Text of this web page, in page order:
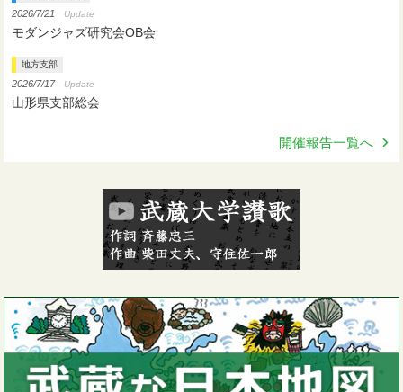
2026/7/21 Update
モダンジャズ研究会OB会
地方支部
2026/7/17 Update
山形県支部総会
開催報告一覧へ